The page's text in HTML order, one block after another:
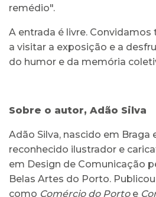
remédio".
A entrada é livre.
a visitar a exposição e a
do humor e da memória
Sobre o autor, Adão Silva
Adão Silva, nascido em Braga
reconhecido ilustrador e
em Design de Comunicação
Belas Artes do Porto.
como Comércio do Portoe